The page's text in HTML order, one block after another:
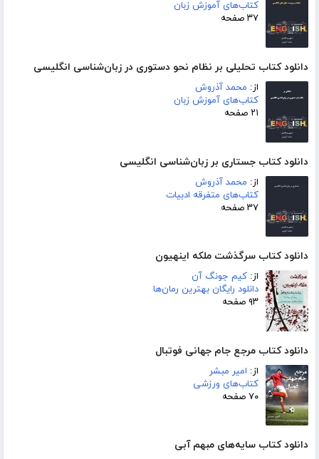
کتاب‌های آموزش زبان
۳۷ صفحه
دانلود کتاب تحلیلی بر نظام نحو دستوری در زبان‌شناسی انگلیسی
از: محمد آذروش
کتاب‌های آموزش زبان
۲۱ صفحه
دانلود کتاب جستاری بر زبان‌شناسی انگلیسی
از: محمد آذروش
کتاب‌های متفرقه ادبیات
۳۷ صفحه
دانلود کتاب سرگذشت ملکه اینهیون
از: کیم جونگ آن
دانلود رایگان بهترین رمان‌ها
۹۳ صفحه
دانلود کتاب مرجع جام جهانی فوتبال
از: امیر مبشر
کتاب‌های ورزشی
۷۰ صفحه
دانلود کتاب سایه‌های مبهم آبی